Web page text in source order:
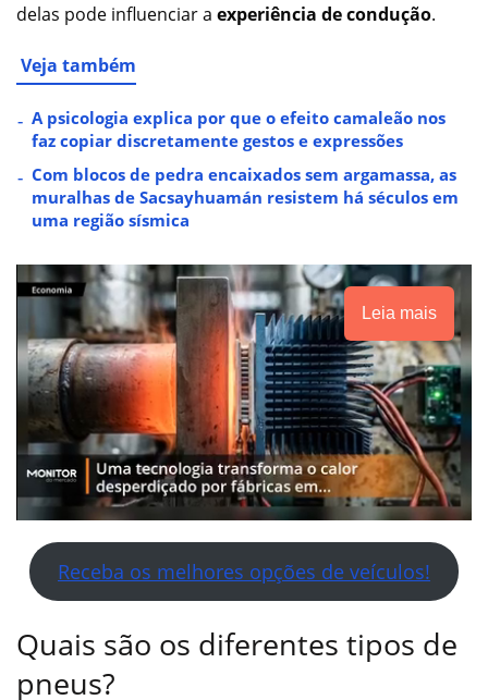
delas pode influenciar a experiência de condução.
Veja também
A psicologia explica por que o efeito camaleão nos
faz copiar discretamente gestos e expressões
Com blocos de pedra encaixados sem argamassa, as
muralhas de Sacsayhuamán resistem há séculos em
uma região sísmica
Leia mais
Receba os melhores opções de veículos!
Quais são os diferentes tipos de
pneus?